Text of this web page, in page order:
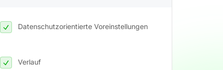
Datenschutzorientierte Voreinstellungen
Verlauf